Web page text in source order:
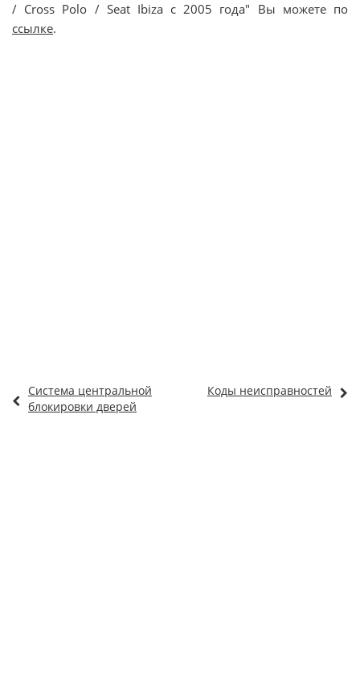
/ Cross Polo / Seat Ibiza с 2005 года" Вы можете по
ссылке.
Система центральной
блокировки дверей
Коды неисправностей